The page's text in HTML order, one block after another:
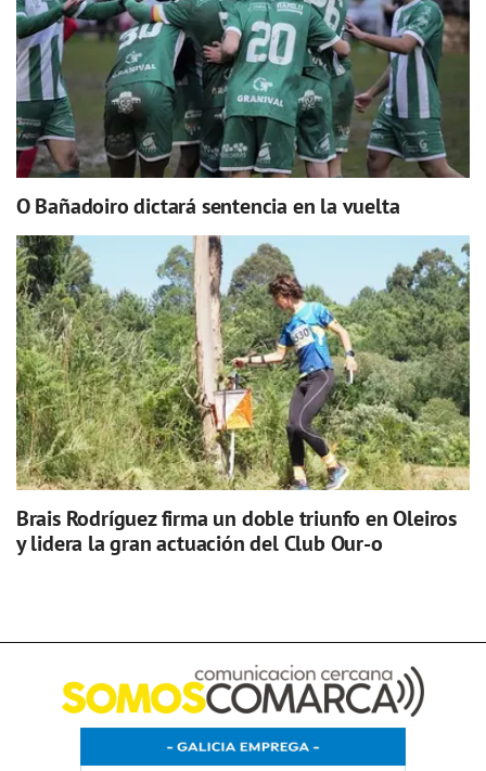
O Bañadoiro dictará sentencia en la vuelta
Brais Rodríguez firma un doble triunfo en Oleiros
y lidera la gran actuación del Club Our-o